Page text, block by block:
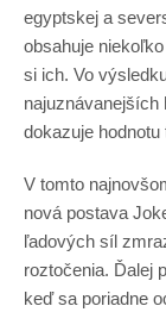
egyptskej a
obsahuje
si ich. Vo
najuznávanejších
dokazuje hodnotu
V tomto
nová postava
ľadových síl
roztočenia. Ďalej
keď sa poriadne